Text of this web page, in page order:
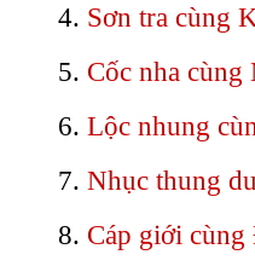
Sơn tra cùng
Cốc nha cùng
Lộc nhung
Nhục thung
Cáp giới